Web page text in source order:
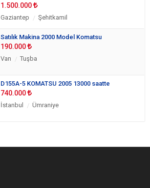
1.500.000
Gaziantep Şehitkamil
Satılık Makina 2000 Model Komatsu
190.000
Van Tuşba
D155A-5 KOMATSU 2005 13000 saatte
740.000
İstanbul Ümraniye